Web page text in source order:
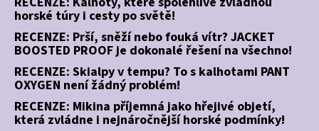
horské túry i cesty po světě!
RECENZE: Prší, sněží nebo fouká vítr? JACKET
BOOSTED PROOF je dokonalé řešení na všechno!
RECENZE: Skialpy v tempu? To s kalhotami PANT
OXYGEN není žádný problém!
RECENZE: Mikina příjemná jako hřejivé objetí,
která zvládne i nejnáročnější horské podmínky!